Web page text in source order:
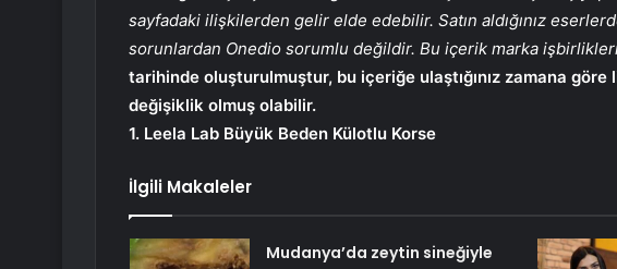
sayfadaki ilişkilerden gelir elde edebilir. Satın aldığınız
sorunlardan Onedio sorumlu değildir. Bu içerik marka
tarihinde oluşturulmuştur, bu içeriğe ulaştığınız zamana
değişiklik olmuş olabilir.
1. Leela Lab Büyük Beden Külotlu Korse
İlgili Makaleler
Mudanya’da zeytin sineğiyle